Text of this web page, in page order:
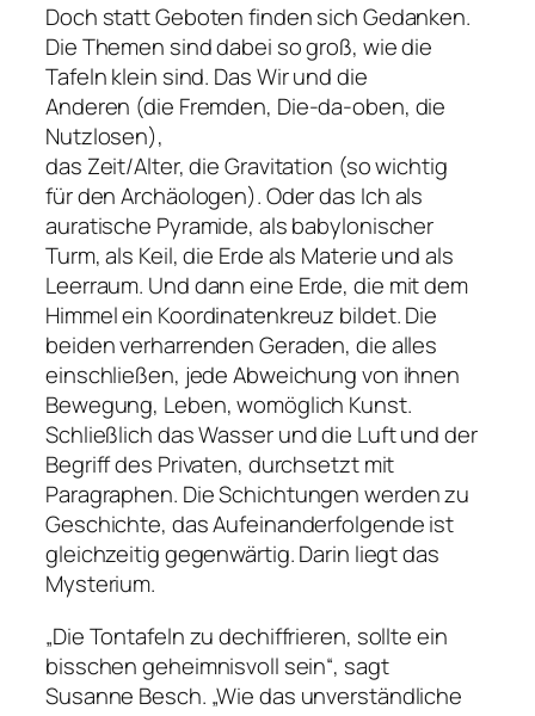
Doch statt Geboten finden sich Gedanken.
Die Themen sind dabei so groß, wie die
Tafeln klein sind. Das Wir und die
Anderen (die Fremden, Die-da-oben, die
Nutzlosen),
das Zeit/Alter,dieGravitation (so wichtig
für den Archäologen). Oder das Ichals
auratische Pyramide, als babylonischer
Turm, als Keil, die Erdeals Materie und als
Leerraum. Und dann eine Erde, die mit dem
Himmel ein Koordina­tenkreuz bildet. Die
beiden verharrenden Geraden, die alles
einschließen, jede Abweichung von ihnen
Bewegung, Leben, womöglich Kunst.
Schließlich dasWasserund die Luftund der
Begriff des Privaten, durchsetzt mit
Paragraphen. DieSchichtungenwerden zu
Geschichte, das Aufeinander­folgende ist
gleichzeitig gegenwärtig. Darin liegt das
Mysterium.
„Die Tontafeln zu dechiffrieren, sollte ein
bisschen geheimnisvoll sein“, sagt
Susanne Besch. „Wie das unverständliche